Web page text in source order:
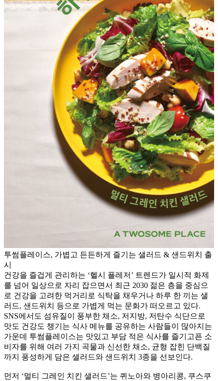
투썸플레이스, 가볍고 든든하게 즐기는 샐러드 & 샌드위치 출
시
건강을 즐겁게 관리하는 ‘헬시 플레저’ 트렌드가 일시적 화제
를 넘어 일상으로 자리 잡으면서 최근 2030 젊은 층을 중심으
로 건강을 고려한 먹거리로 식탁을 채우거나 하루 한 끼는 샐
러드, 샌드위치 등으로 가볍게 먹는 문화가 떠오르고 있다.
SNS에서도 섬유질이 풍부한 채소, 저지방, 저탄수 식단으로
맛도 건강도 챙기는 식사 메뉴를 공유하는 사람들이 많아지는
가운데 투썸플레이스는 맛있고 부담 적은 식사를 즐기고픈 소
비자를 위해 여러 가지 곡물과 신선한 채소, 균형 잡힌 단백질
까지 풍성하게 담은 샐러드와 샌드위치 3종을 선보인다.
먼저 ‘멀티 그레인 치킨 샐러드’는 퀴노아와 병아리콩, 쿠스쿠